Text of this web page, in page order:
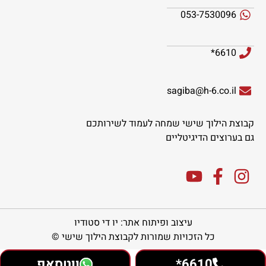
053-7530096
6610*
sagiba@h-6.co.il
קבוצת הילוך שישי שמחה לעמוד לשירותכם
גם בערוצים הדיגיטליים
עיצוב ופיתוח אתר: יו די סטודיו
כל הזכויות שמורות לקבוצת הילוך שישי ©